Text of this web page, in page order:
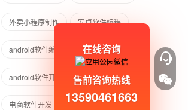
外卖小程序制作 安卓软件编程
android软件编程 安卓软件开发
android软件开发 电商平台开发
电商软件开发 电商app开发
在线咨询
售前咨询热线
13590461663